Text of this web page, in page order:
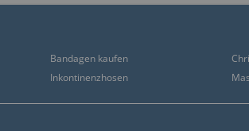
Bandagen kaufen
Inkontinenzhosen